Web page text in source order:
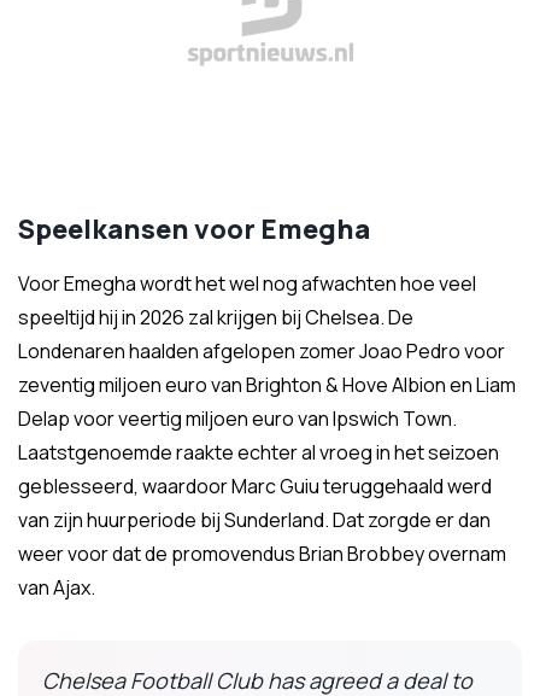
Speelkansen voor Emegha
Voor Emegha wordt het wel nog afwachten hoe veel
speeltijd hij in 2026 zal krijgen bij Chelsea. De
Londenaren haalden afgelopen zomer Joao Pedro voor
zeventig miljoen euro van Brighton & Hove Albion en Liam
Delap voor veertig miljoen euro van Ipswich Town.
Laatstgenoemde raakte echter al vroeg in het seizoen
geblesseerd, waardoor Marc Guiu teruggehaald werd
van zijn huurperiode bij Sunderland. Dat zorgde er dan
weer voor dat de promovendus Brian Brobbey overnam
van Ajax.
Chelsea Football Club has agreed a deal to